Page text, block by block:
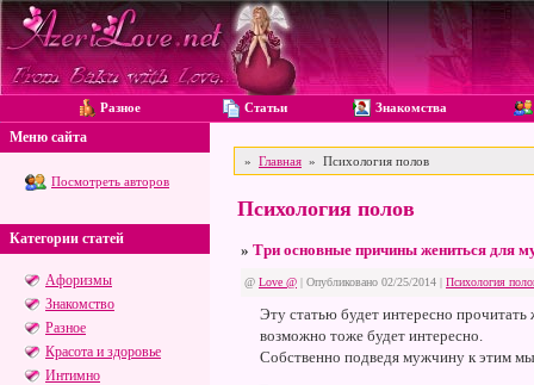
Разное Статьи Знакомства
Меню сайта
Посмотреть авторов
Категории статей
Афоризмы
Знакомство
Разное
Красота и здоровье
Интимно
» Главная » Психология полов
Психология полов
» Три основные причины жениться для
@ Love @ | Опубликовано 02/25/2014 | Психология
Эту статью будет интересно
возможно тоже будет интересно.
Собственно подведя мужчину к этим